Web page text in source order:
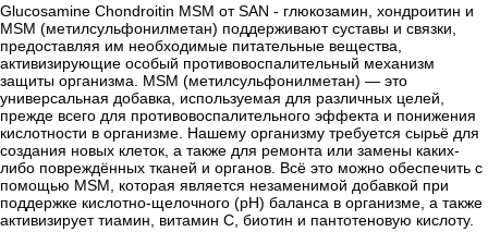
Glucosamine Chondroitin MSM от SAN - глюкозамин, хондроитин и
MSM (метилсульфонилметан) поддерживают суставы и связки,
предоставляя им необходимые питательные вещества,
активизирующие особый противовоспалительный механизм
защиты организма. MSM (метилсульфонилметан) — это
универсальная добавка, используемая для различных целей,
прежде всего для противовоспалительного эффекта и понижения
кислотности в организме. Нашему организму требуется сырьё для
создания новых клеток, а также для ремонта или замены каких-
либо повреждённых тканей и органов. Всё это можно обеспечить с
помощью MSM, которая является незаменимой добавкой при
поддержке кислотно-щелочного (pH) баланса в организме, а также
активизирует тиамин, витамин С, биотин и пантотеновую кислоту.